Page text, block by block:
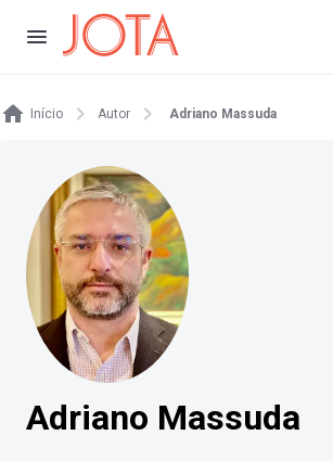
Início Autor Adriano Massuda
Adriano Massuda